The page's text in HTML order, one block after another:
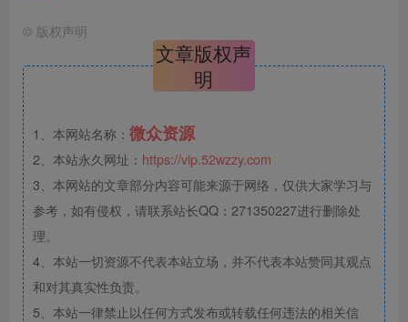
© 版权声明
文章版权声
明
1、本网站名称： 微众资源
2、本站永久网址： https://vip.52wzzy.com
3、本网站的文章部分内容可能来源于网络，仅供大家学习与
参考，如有侵权，请联系站长QQ：271350227进行删除处
理。
4、本站一切资源不代表本站立场，并不代表本站赞同其观点
和对其真实性负责。
5、本站一律禁止以任何方式发布或转载任何违法的相关信